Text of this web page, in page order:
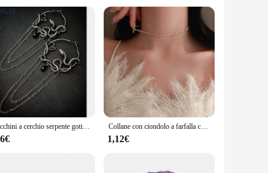
quality Labradorite, known for its iridescent play of
piece. These rings are not just jewelry; they are
social gathering, these rings add a touch of elegance
to your jewelry collection. The rings come in various
they are an excellent choice for retailers looking
Orecchini a cerchio serpente gotico Wiccan gioielli gotici creativi gioielli Punk Rock Grunge novità dichiarazione moda donna regalo tendenza nuovo Collane con ciondolo a farfalla con serpente dal Design unico di moda per le donne collana girocollo con nappe Punk Y2K accessori per gioielli cosplay
1,12€